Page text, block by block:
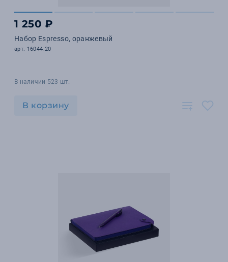
1 250 ₽
Набор Espresso, оранжевый
арт. 16044.20
В наличии 523 шт.
В корзину